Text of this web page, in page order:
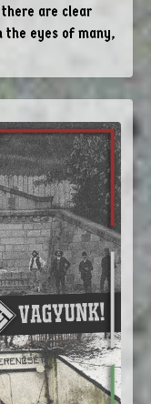
are clear
the eyes of many,